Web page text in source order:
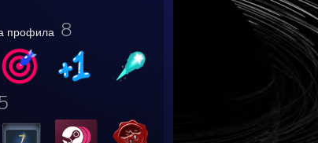
профила 8